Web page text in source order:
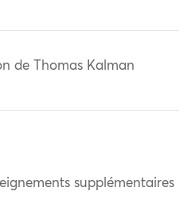
de Thomas Kalman
supplémentaires